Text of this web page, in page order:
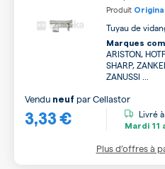
Produit Original
Tuyau de
Marques
ARISTON,
SHARP,
ZANUSSI ...
3,33 €
Vendu neuf parCellastor
Livré
Mardi 11
Plus d’offres à